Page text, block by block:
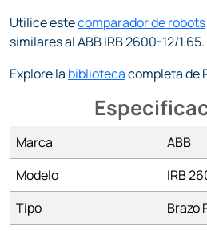
Utilice estecomparador de robots
similares al ABB IRB 2600-12/1.65.
Explore la bibliotecacompleta de
Marca
ABB
Modelo
IRB
Tipo
Brazo